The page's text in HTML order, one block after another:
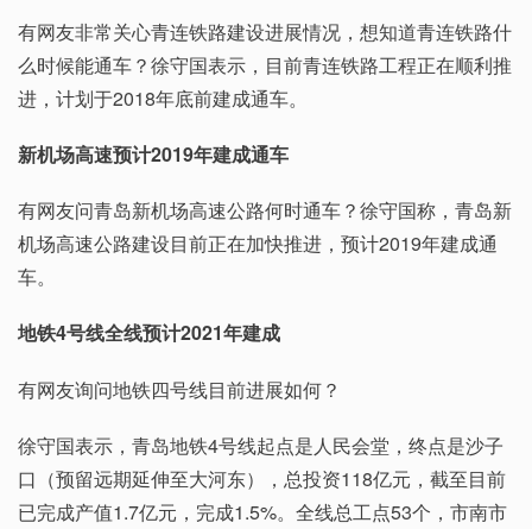
有网友非常关心青连铁路建设进展情况，想知道青连铁路什
么时候能通车？徐守国表示，目前青连铁路工程正在顺利推
进，计划于2018年底前建成通车。
新机场高速预计2019年建成通车
有网友问青岛新机场高速公路何时通车？徐守国称，青岛新
机场高速公路建设目前正在加快推进，预计2019年建成通
车。
地铁4号线全线预计2021年建成
有网友询问地铁四号线目前进展如何？
徐守国表示，青岛地铁4号线起点是人民会堂，终点是沙子
口（预留远期延伸至大河东），总投资118亿元，截至目前
已完成产值1.7亿元，完成1.5%。全线总工点53个，市南市